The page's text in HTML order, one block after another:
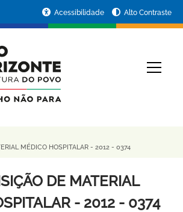
Acessibilidade Alto Contraste
MÉDICO HOSPITALAR - 2012 - 0374
DE MATERIAL
- 2012 - 0374